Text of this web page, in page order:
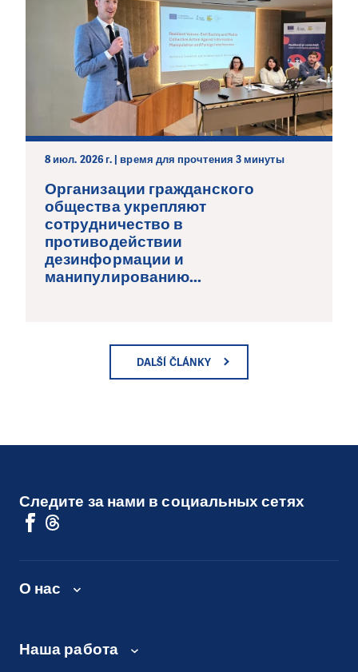
8 июл. 2026 г. | время для прочтения 3 минуты
Организации гражданского
общества укрепляют
сотрудничество в
противодействии
дезинформации и
манипулированию...
DALŠÍ ČLÁNKY
Следите за нами в социальных сетях
О нас
Наша работа